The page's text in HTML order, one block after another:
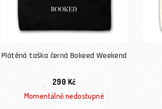
Plátěná taška černá Bokeed Weekend
290 Kč
Momentálně nedostupné